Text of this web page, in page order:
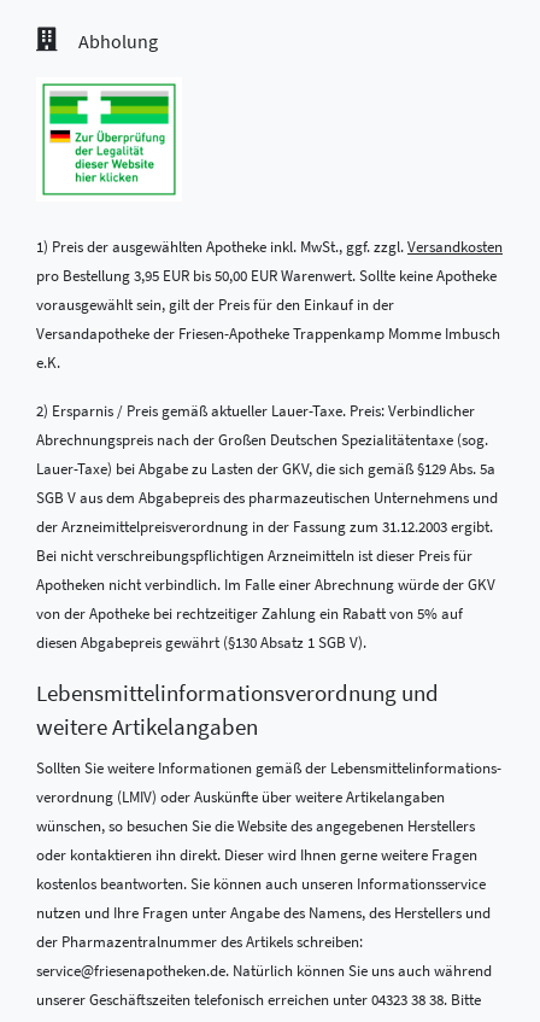
Abholung
1) Preis der ausgewählten Apotheke inkl. MwSt., ggf. zzgl.Versandkosten
pro Bestellung 3,95 EUR bis 50,00 EUR Warenwert. Sollte keine Apotheke
vorausgewählt sein, gilt der Preis für den Einkauf in der
Versandapotheke der Friesen-Apotheke Trappenkamp Momme Imbusch
e.K.
2) Ersparnis / Preis gemäß aktueller Lauer-Taxe. Preis: Verbindlicher
Abrechnungspreis nach der Großen Deutschen Spezialitätentaxe (sog.
Lauer-Taxe) bei Abgabe zu Lasten der GKV, die sich gemäß §129 Abs. 5a
SGB V aus dem Abgabepreis des pharmazeutischen Unternehmens und
der Arzneimittelpreisverordnung in der Fassung zum 31.12.2003 ergibt.
Bei nicht verschreibungspflichtigen Arzneimitteln ist dieser Preis für
Apotheken nicht verbindlich. Im Falle einer Abrechnung würde der GKV
von der Apotheke bei rechtzeitiger Zahlung ein Rabatt von 5% auf
diesen Abgabepreis gewährt (§130 Absatz 1 SGB V).
Lebensmittel­informations­verordnung und
weitere Artikelangaben
Sollten Sie weitere Informationen gemäß der Lebensmittel­informations­
verordnung (LMIV) oder Auskünfte über weitere Artikelangaben
wünschen, so besuchen Sie die Website des angegebenen Herstellers
oder kontaktieren ihn direkt. Dieser wird Ihnen gerne weitere Fragen
kostenlos beantworten. Sie können auch unseren Informationsservice
nutzen und Ihre Fragen unter Angabe des Namens, des Herstellers und
der Pharmazentralnummer des Artikels schreiben:
service@friesenapotheken.de. Natürlich können Sie uns auch während
unserer Geschäftszeiten telefonisch erreichen unter 04323 38 38. Bitte